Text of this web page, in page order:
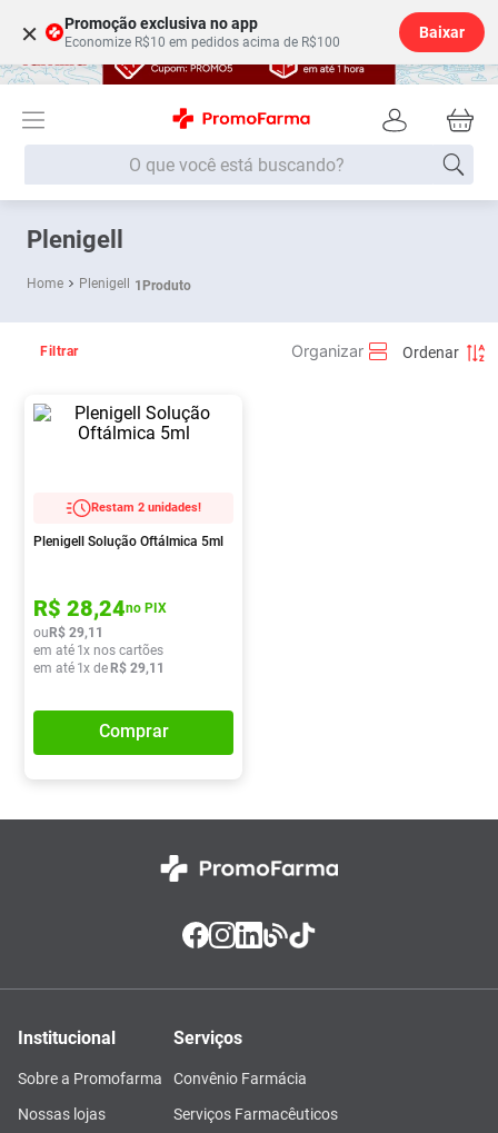
× Promoção exclusiva no app
Economize R$10 em pedidos acima de R$100
Baixar
O que você está buscando?
Plenigell
Plenigell 1Produto
Filtrar
Restam 2 unidades!
Plenigell Solução Oftálmica 5ml
R$ 28,24no PIX
ouR$ 29,11
em até 1x nos cartões
em até 1x deR$ 29,11
Comprar
Institucional
Sobre a Promofarma
Nossas lojas
Serviços
Convênio Farmácia
Serviços Farmacêuticos
Termos mais buscados
1 º Fralda
3º
º Fralda G
10 º Lavitan